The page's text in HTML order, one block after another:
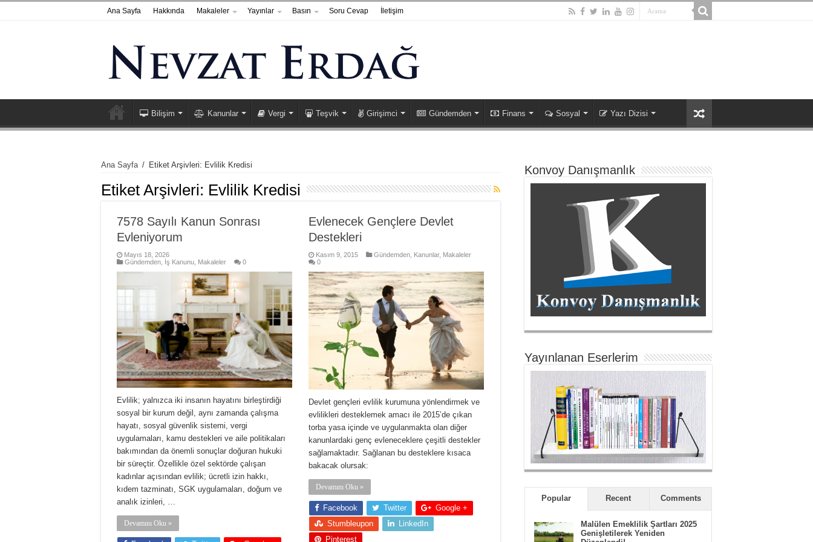
Ana Sayfa Hakkında Makaleler Yayınlar Basın Soru Cevap İletişim
Bilişim Kanunlar Vergi Teşvik Girişimci Gündemden Finans Sosyal Yazı Dizisi
Ana Sayfa / Etiket Arşivleri: Evlilik Kredisi
Etiket Arşivleri: Evlilik Kredisi
7578 Sayılı Kanun Sonrası
Evleniyorum
Mayıs 18, 2026
Gündemden İş Kanunu Makaleler 0
Evlilik; yalnızca iki insanın hayatını birleştirdiği
sosyal bir kurum değil, aynı zamanda çalışma
hayatı, sosyal güvenlik sistemi, vergi
uygulamaları, kamu destekleri ve aile politikaları
bakımından da önemli sonuçlar doğuran hukuki
bir süreçtir. Özellikle özel sektörde çalışan
kadınlar açısından evlilik; ücretli izin hakkı,
kıdem tazminatı, SGK uygulamaları, doğum ve
analık izinleri, …
Devamını Oku »
Evlenecek Gençlere Devlet
Destekleri
Kasım 9, 2015 Gündemden Kanunlar, Makaleler
0
Devlet gençleri evlilik kurumuna yönlendirmek ve
evlilikleri desteklemek amacı ile 2015’de çıkan
torba yasa içinde ve uygulanmakta olan diğer
kanunlardaki genç evleneceklere çeşitli destekler
sağlamaktadır. Sağlanan bu desteklere kısaca
bakacak olursak:
Devamını Oku »
Facebook Twitter
Google +
Stumbleupon
LinkedIn
Pinterest
Konvoy Danışmanlık
Yayınlanan Eserlerim
Popular Recent Comments
Malülen Emeklilik Şartları 2025
Genişletilerek Yeniden